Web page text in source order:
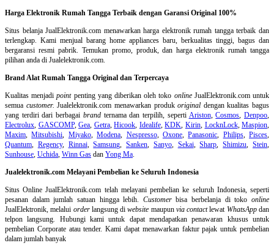
Harga Elektronik Rumah Tangga Terbaik dengan Garansi Original 100%
Situs belanjaJualElektronik.com menawarkan harga elektronik rumah tangga terbaik dan
terlengkap. Kami menjual barang home appliances baru, berkualitas tinggi, bagus dan
bergaransi resmi pabrik. Temukan promo, produk, dan harga elektronik rumah tangga
pilihan anda di Jualelektronik.com.
Brand Alat Rumah Tangga Original dan Terpercaya
Kualitas menjadipointpenting yang diberikan oleh toko onlineJualElektronik.com untuk
semua customer. Jualelektronik.com menawarkan produkoriginal dengan kualitas bagus
yang terdiri dari berbagai brandternama dan terpilih, seperti Ariston,Cosmos ,Denpoo
Electrolux GASCOMP,Gea Getra,Hicook Idealife,KDK Kirin, LocknLock,Maspion
Maxim ,Mitsubishi Miyako,Modena Nespresso, Oxone,Panasonic Philips, Pisces
Quantum
Regency, Rinnai,Samsung ,Sanken Sanyo, Sekai,Sharp ,Shimizu ,Stein
Sunhouse Uchida Winn Gas dan Yong Ma
Jualelektronik.com Melayani Pembelian ke Seluruh Indonesia
Situs Online JualElektronik.com telah melayani pembelian ke seluruh Indonesia, seperti
pesanan dalam jumlah satuan hingga lebih. Customerbisa berbelanja di tokoonline
JualElektronik, melalui orderlangsung diwebsite maupun via contactlewat WhatsAppdan
telpon langsung
Hubungi kami untuk dapat mendapatkan penawaran khusus untuk
pembelian Corporate atau tender. Kami dapat menawarkan faktur pajak untuk pembelian
dalam jumlah banyak